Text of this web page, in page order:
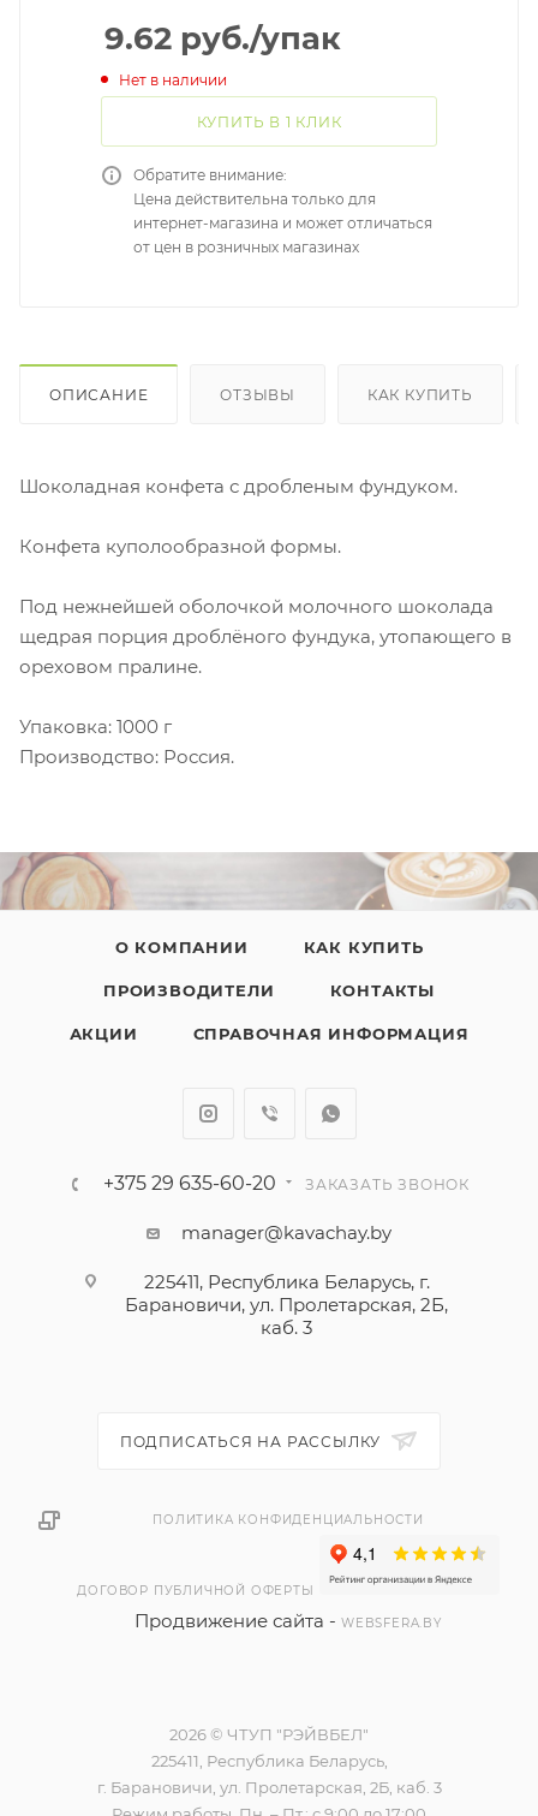
9.62 руб./упак
Нет в наличии
КУПИТЬ В 1 КЛИК
Обратите внимание:
Цена действительна только для
интернет-магазина и может отличаться
от цен в розничных магазинах
ОПИСАНИЕ ОТЗЫВЫ КАК КУПИТЬ
Шоколадная конфета с дробленым фундуком.
Конфета куполообразной формы.
Под нежнейшей оболочкой молочного шоколада
щедрая порция дроблёного фундука, утопающего в
ореховом пралине.
Упаковка: 1000 г
Производство: Россия.
О КОМПАНИИ КАК КУПИТЬ
ПРОИЗВОДИТЕЛИ КОНТАКТЫ
АКЦИИ СПРАВОЧНАЯ ИНФОРМАЦИЯ
+375 29 635-60-20 ЗАКАЗАТЬ ЗВОНОК
manager@kavachay.by
225411, Республика Беларусь, г.
Барановичи, ул. Пролетарская, 2Б,
каб. 3
ПОДПИСАТЬСЯ НА РАССЫЛКУ
ПОЛИТИКА КОНФИДЕНЦИАЛЬНОСТИ
ДОГОВОР ПУБЛИЧНОЙ ОФЕРТЫ
Продвижение сайта -WEBSFERA.BY
2026 © ЧТУП "РЭЙВБЕЛ"
225411, Республика Беларусь,
г. Барановичи, ул. Пролетарская, 2Б, каб. 3